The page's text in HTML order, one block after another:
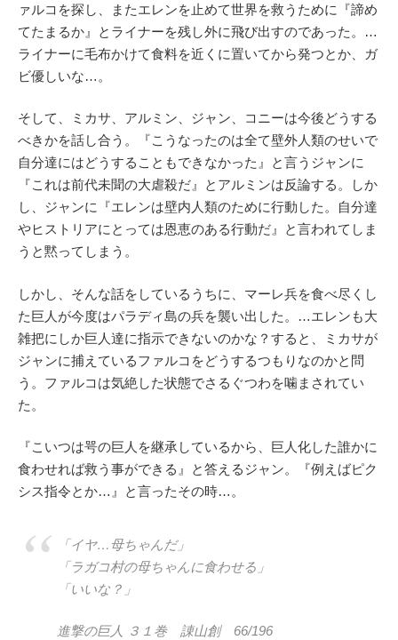
ァルコを探し、またエレンを止めて世界を救うために『諦め
てたまるか』とライナーを残し外に飛び出すのであった。…
ライナーに毛布かけて食料を近くに置いてから発つとか、ガ
ビ優しいな…。
そして、ミカサ、アルミン、ジャン、コニーは今後どうする
べきかを話し合う。『こうなったのは全て壁外人類のせいで
自分達にはどうすることもできなかった』と言うジャンに
『これは前代未聞の大虐殺だ』とアルミンは反論する。しか
し、ジャンに『エレンは壁内人類のために行動した。自分達
やヒストリアにとっては恩恵のある行動だ』と言われてしま
うと黙ってしまう。
しかし、そんな話をしているうちに、マーレ兵を食べ尽くし
た巨人が今度はパラディ島の兵を襲い出した。…エレンも大
雑把にしか巨人達に指示できないのかな？すると、ミカサが
ジャンに捕えているファルコをどうするつもりなのかと問
う。ファルコは気絶した状態でさるぐつわを噛まされてい
た。
『こいつは咢の巨人を継承しているから、巨人化した誰かに
食わせれば救う事ができる』と答えるジャン。『例えばピク
シス指令とか…』と言ったその時…。
「イヤ…母ちゃんだ」
「ラガコ村の母ちゃんに食わせる」
「いいな？」
進撃の巨人 ３１巻 諌山創 66/196